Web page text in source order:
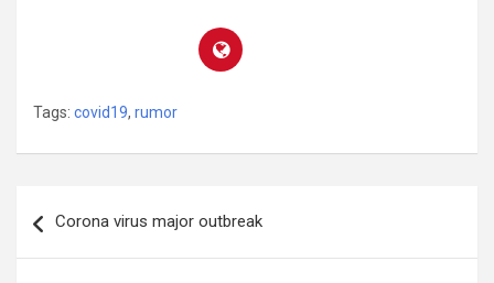
Tags: covid19, rumor
dolaşımı
Corona virus major outbreak